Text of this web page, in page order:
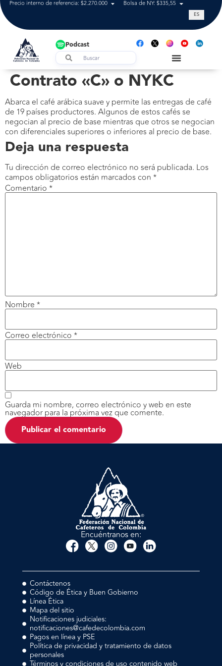
Precio interno de referencia: $2.270.000 Bolsa de NY: $335,55 Tasa de
ES
Podcast
Contrato «C» o NYKC
Abarca el café arábica suave y permite las entregas de café
de 19 países productores. Algunos de estos cafés se
negocian al precio de base mientras que otros se negocian
con diferenciales superiores o inferiores al precio de base.
Deja una respuesta
Tu dirección de correo electrónico no será publicada. Los
campos obligatorios están marcados con *
Comentario *
Nombre *
Correo electrónico *
Web
Guarda mi nombre, correo electrónico y web en este
navegador para la próxima vez que comente.
Encuéntranos en:
Contáctenos
Código de Ética y Buen Gobierno
Línea Ética
Mapa del sitio
Notificaciones judiciales:
notificaciones@cafedecolombia.com
Pagos en línea y PSE
Política de privacidad y tratamiento de datos
personales
Términos y condiciones de uso contenido web